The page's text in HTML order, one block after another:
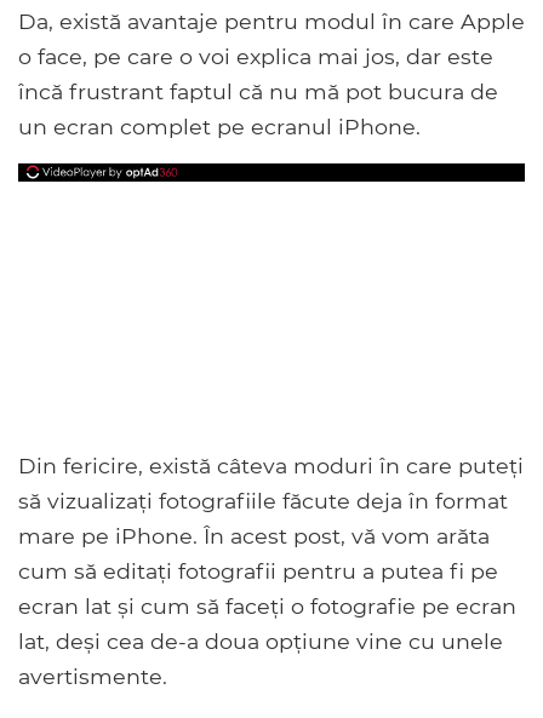
Da, există avantaje pentru modul în care Apple
o face, pe care o voi explica mai jos, dar este
încă frustrant faptul că nu mă pot bucura de
un ecran complet pe ecranul iPhone.
Din fericire, există câteva moduri în care puteți
să vizualizați fotografiile făcute deja în format
mare pe iPhone. În acest post, vă vom arăta
cum să editați fotografii pentru a putea fi pe
ecran lat și cum să faceți o fotografie pe ecran
lat, deși cea de-a doua opțiune vine cu unele
avertismente.